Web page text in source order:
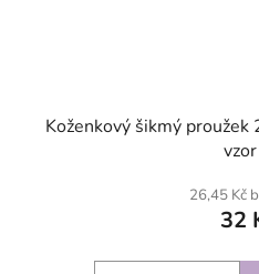
Koženkový šikmý
26,45 Kč
32